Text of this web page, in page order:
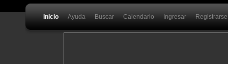
Inicio Ayuda Buscar Calendario Ingresar Registrarse